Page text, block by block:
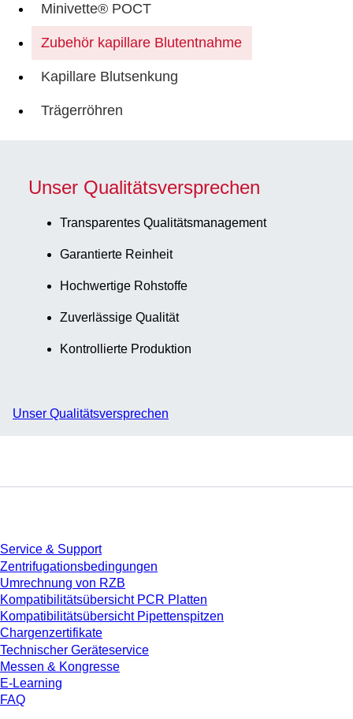
Minivette® POCT
Zubehör kapillare Blutentnahme
Kapillare Blutsenkung
Trägerröhren
Unser Qualitätsversprechen
Transparentes Qualitätsmanagement
Garantierte Reinheit
Hochwertige Rohstoffe
Zuverlässige Qualität
Kontrollierte Produktion
Unser Qualitätsversprechen
Service & Support
Zentrifugationsbedingungen
Umrechnung von RZB
Kompatibilitätsübersicht PCR Platten
Kompatibilitätsübersicht Pipettenspitzen
Chargenzertifikate
Technischer Geräteservice
Messen & Kongresse
E-Learning
FAQ